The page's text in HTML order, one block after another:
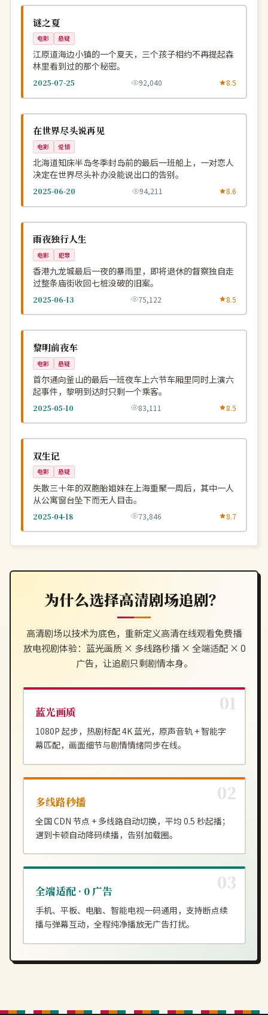
韩国
谜之夏
电影 悬疑
江原道海边小镇的一个夏天，三个孩子相约不再提起森
林里看到过的那个秘密。
2025-07-25 92,040 8.5
日本
在世界尽头说再见
电影 爱情
北海道知床半岛冬季封岛前的最后一班船上，一对恋人
决定在世界尽头补办没能说出口的告别。
2025-06-20 94,211 8.6
中国
雨夜独行人生
电影 犯罪
香港九龙城最后一夜的暴雨里，即将退休的督察独自走
过整条庙街收回七桩没破的旧案。
2025-06-13 75,122 8.5
韩国
黎明前夜车
电影 悬疑
首尔通向釜山的最后一班夜车上六节车厢里同时上演六
起事件，黎明到达时只剩一个乘客。
2025-05-10 83,111 8.5
中国
双生记
电影 悬疑
失散三十年的双胞胎姐妹在上海重聚一周后，其中一人
从公寓窗台坠下而无人目击。
2025-04-18 73,846 8.7
为什么选择高清剧场追剧？
高清剧场以技术为底色，重新定义高清在线观看免费播
放电视剧体验：蓝光画质 × 多线路秒播 × 全端适配 × 0
广告，让追剧只剩剧情本身。
蓝光画质
1080P 起步，热剧标配 4K 蓝光，原声音轨 + 智能字
幕匹配，画面细节与剧情情绪同步在线。
多线路秒播
全国 CDN 节点 + 多线路自动切换，平均 0.5 秒起播；
遇到卡顿自动降码续播，告别加载圈。
全端适配 · 0 广告
手机、平板、电脑、智能电视一码通用，支持断点续
播与弹幕互动，全程纯净播放无广告打扰。